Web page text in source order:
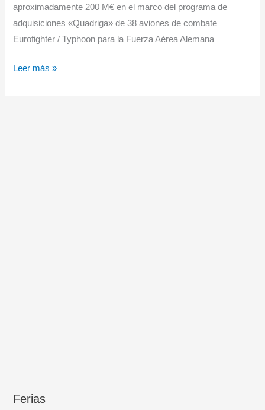
aproximadamente 200 M€ en el marco del programa de
adquisiciones «Quadriga» de 38 aviones de combate
Eurofighter / Typhoon para la Fuerza Aérea Alemana
HENSOLDT
Leer más »
Ferias